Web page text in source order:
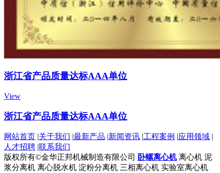
浙江省产品质量达标AAA单位
View
浙江省产品质量达标AAA单位
网站首页 |关于我们 |最新产品 |新闻资讯 |工程案例 |应用领域 |
人才招聘 |联系我们
版权所有©金华正邦机械制造有限公司
卧螺离心机 离心机 泥
浆分离机 离心脱水机 淀粉分离机 三相离心机 实验室离心机